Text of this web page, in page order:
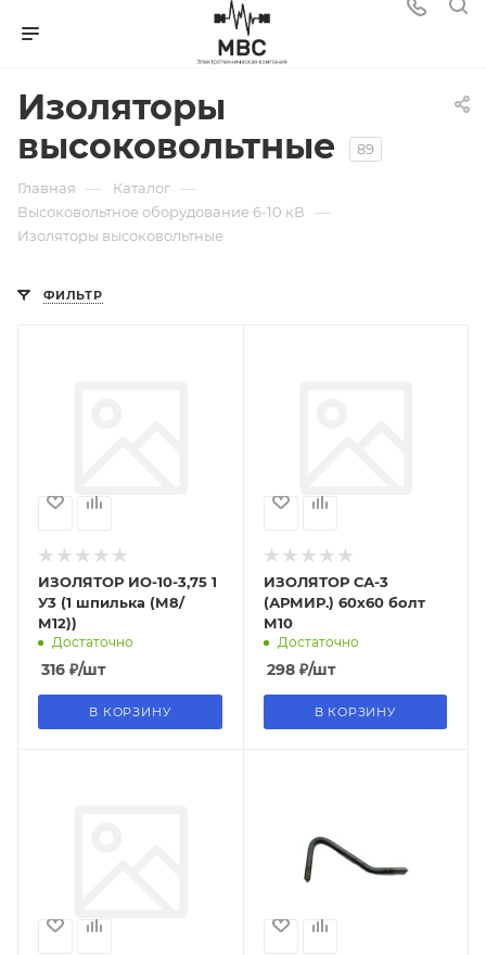
Изоляторы
высоковольтные
89
Главная — Каталог —
Высоковольтное оборудование 6-10 кВ —
Изоляторы высоковольтные
ФИЛЬТР
ИЗОЛЯТОР ИО-10-3,75 1
У3 (1 шпилька (М8/
М12))
Достаточно
316 ₽/шт
В КОРЗИНУ
ИЗОЛЯТОР СА-3
(АРМИР.) 60х60 болт
М10
Достаточно
298₽/шт
В КОРЗИНУ